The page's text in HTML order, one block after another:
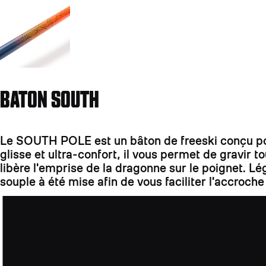
BATON SOUTH
Le SOUTH POLE est un bâton de freeski conçu
glisse et ultra-confort, il vous permet de gravir
libère l'emprise de la dragonne sur le poignet.
souple à été mise afin de vous faciliter